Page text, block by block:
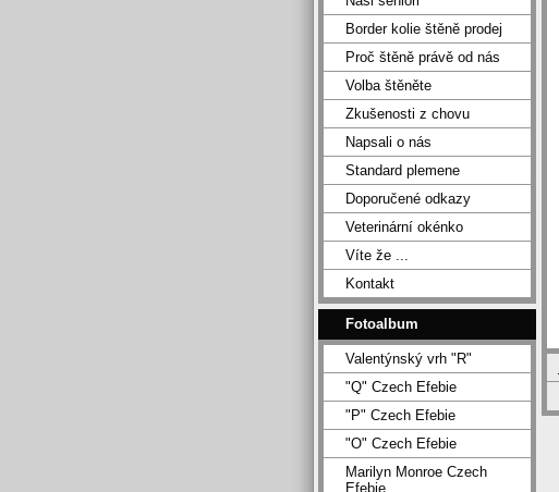
Border kolie štěně prodej
Proč štěně právě od nás
Volba štěněte
Zkušenosti z chovu
Napsali o nás
Standard plemene
Doporučené odkazy
Veterinární okénko
Víte že ...
Kontakt
Fotoalbum
Valentýnský vrh "R"
"Q" Czech Efebie
"P" Czech Efebie
"O" Czech Efebie
Marilyn Monroe Czech
Efebie